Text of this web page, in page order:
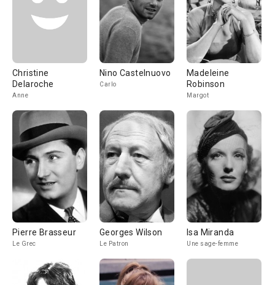
Christine
Delaroche
Anne
Nino Castelnuovo
Carlo
Madeleine
Robinson
Margot
Pierre Brasseur
Le Grec
Georges Wilson
Le Patron
Isa Miranda
Une sage-femme